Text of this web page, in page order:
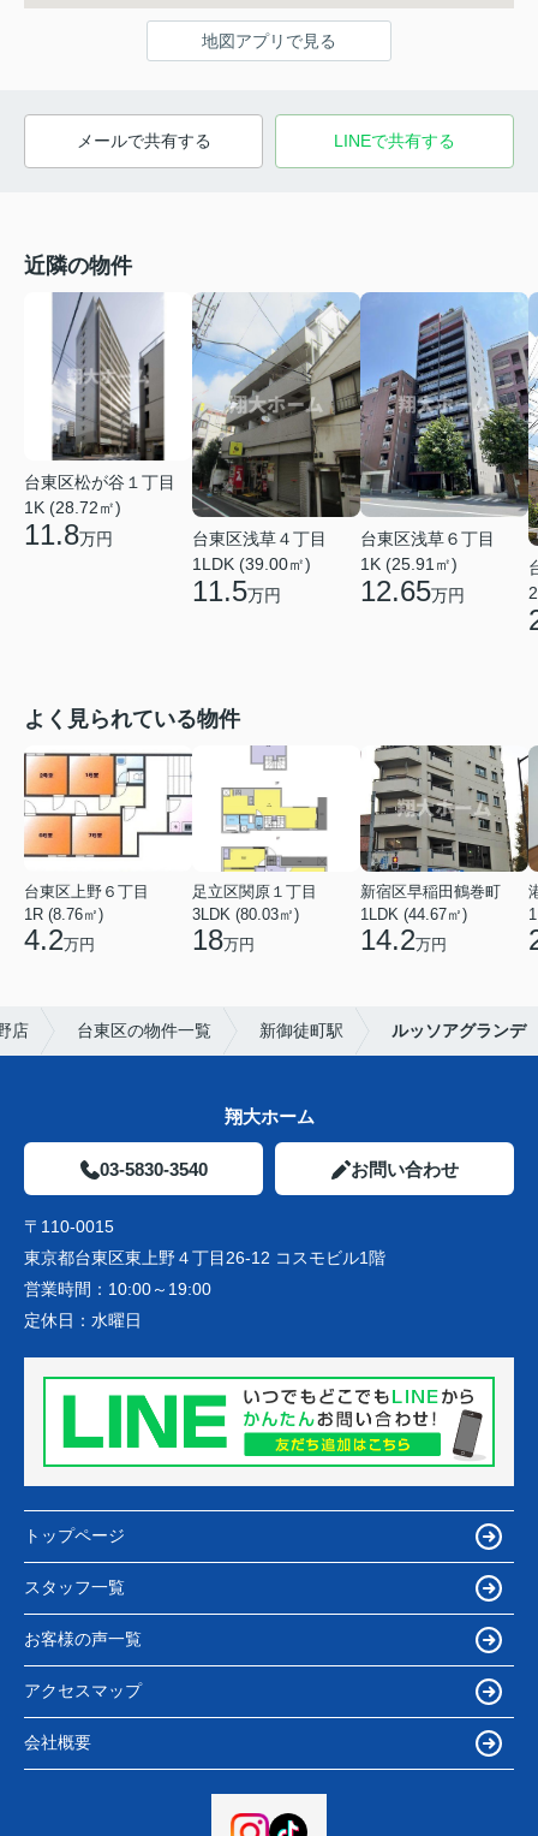
地図アプリで見る
メールで共有する LINEで共有する
近隣の物件
台東区松が谷１丁目
1K (28.72㎡)
11.8万円
台東区浅草４丁目
1LDK (39.00㎡)
11.5万円
台東区浅草６丁目
1K (25.91㎡)
12.65万円
よく見られている物件
台東区上野６丁目
1R (8.76㎡)
4.2万円
足立区関原１丁目
3LDK (80.03㎡)
18万円
新宿区早稲田鶴巻町
1LDK (44.67㎡)
14.2万円
店 台東区の物件一覧 新御徒町駅 ルッソアグランデ
翔大ホーム
03-5830-3540 お問い合わせ
〒110-0015
東京都台東区東上野４丁目26-12 コスモビル1階
営業時間： 10:00～19:00
定休日： 水曜日
トップページ
スタッフ一覧
お客様の声一覧
アクセスマップ
会社概要